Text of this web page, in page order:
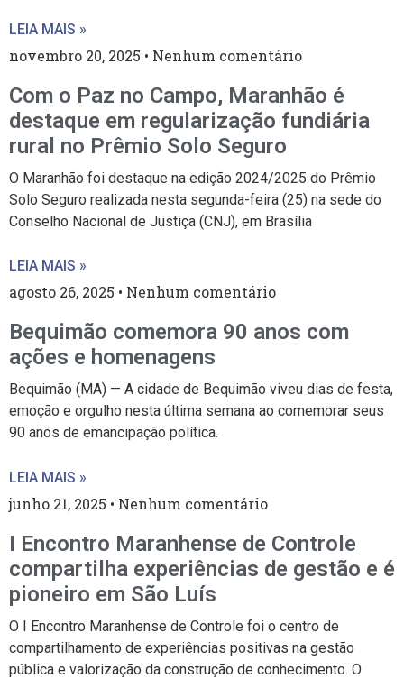
LEIA MAIS »
novembro 20, 2025 Nenhum comentário
Com o Paz no Campo, Maranhão é
destaque em regularização fundiária
rural no Prêmio Solo Seguro
O Maranhão foi destaque na edição 2024/2025 do Prêmio
Solo Seguro realizada nesta segunda-feira (25) na sede do
Conselho Nacional de Justiça (CNJ), em Brasília
LEIA MAIS »
agosto 26, 2025 Nenhum comentário
Bequimão comemora 90 anos com
ações e homenagens
Bequimão (MA) — A cidade de Bequimão viveu dias de festa,
emoção e orgulho nesta última semana ao comemorar seus
90 anos de emancipação política.
LEIA MAIS »
junho 21, 2025 Nenhum comentário
I Encontro Maranhense de Controle
compartilha experiências de gestão e é
pioneiro em São Luís
O I Encontro Maranhense de Controle foi o centro de
compartilhamento de experiências positivas na gestão
pública e valorização da construção de conhecimento. O